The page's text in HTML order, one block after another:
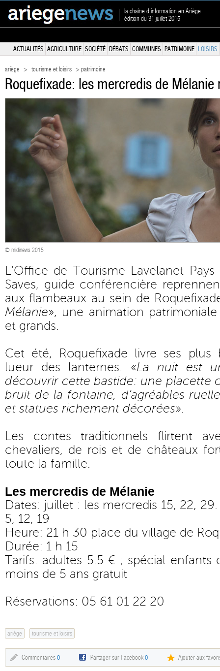
la chaîne d'information en Ariège
édition du 31 juillet 2015
ACTUALITÉS AGRICULTURE SOCIÉTÉ DÉBATS COMMUNES PATRIMOINE LOISIRS
ariège > tourisme et loisirs > patrimoine
Roquefixade: les mercredis de Mélanie
© midinews 2015
L’Office de Tourisme Lavelanet
Saves, guide conférencière
aux flambeaux au sein de
Mélanie», une animation
et grands.
Cet été, Roquefixade livre ses plus
lueur des lanternes. «La nuit est
découvrir cette bastide: une placette
bruit de la fontaine, d’agréables
et statues richement décorées».
Les contes traditionnels flirtent
chevaliers, de rois et de châteaux
toute la famille.
Les mercredis de Mélanie
Dates: juillet : les mercredis 15, 22,
5, 12, 19
Heure: 21 h 30 place du village de
Durée: 1 h 15
Tarifs: adultes 5.5 € ; spécial enfants
moins de 5 ans gratuit
Réservations: 05 61 01 22 20
ariège tourisme et loisirs
Commentaires 0 Partager sur Facebook0 Ajouter aux